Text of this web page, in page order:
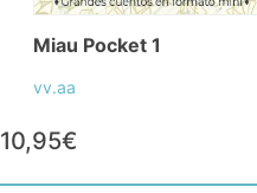
Miau Pocket 1
vv.aa
10,95€